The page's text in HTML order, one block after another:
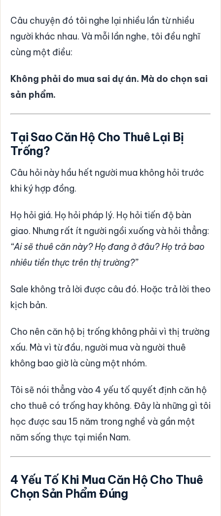
Câu chuyện đó tôi nghe lại nhiều lần từ nhiều
người khác nhau. Và mỗi lần nghe, tôi đều nghĩ
cùng một điều:
Không phải do mua sai dự án. Mà do chọn sai
sản phẩm.
Tại Sao Căn Hộ Cho Thuê Lại Bị
Trống?
Câu hỏi này hầu hết người mua không hỏi trước
khi ký hợp đồng.
Họ hỏi giá. Họ hỏi pháp lý. Họ hỏi tiến độ bàn
giao. Nhưng rất ít người ngồi xuống và hỏi thẳng:
“Ai sẽ thuê căn này? Họ đang ở đâu? Họ trả bao
nhiêu tiền thực trên thị trường?”
Sale không trả lời được câu đó. Hoặc trả lời theo
kịch bản.
Cho nên căn hộ bị trống không phải vì thị trường
xấu. Mà vì từ đầu, người mua và người thuê
không bao giờ là cùng một nhóm.
Tôi sẽ nói thẳng vào 4 yếu tố quyết định căn hộ
cho thuê có trống hay không. Đây là những gì tôi
học được sau 15 năm trong nghề và gần một
năm sống thực tại miền Nam.
4 Yếu Tố Khi Mua Căn Hộ Cho Thuê
Chọn Sản Phẩm Đúng